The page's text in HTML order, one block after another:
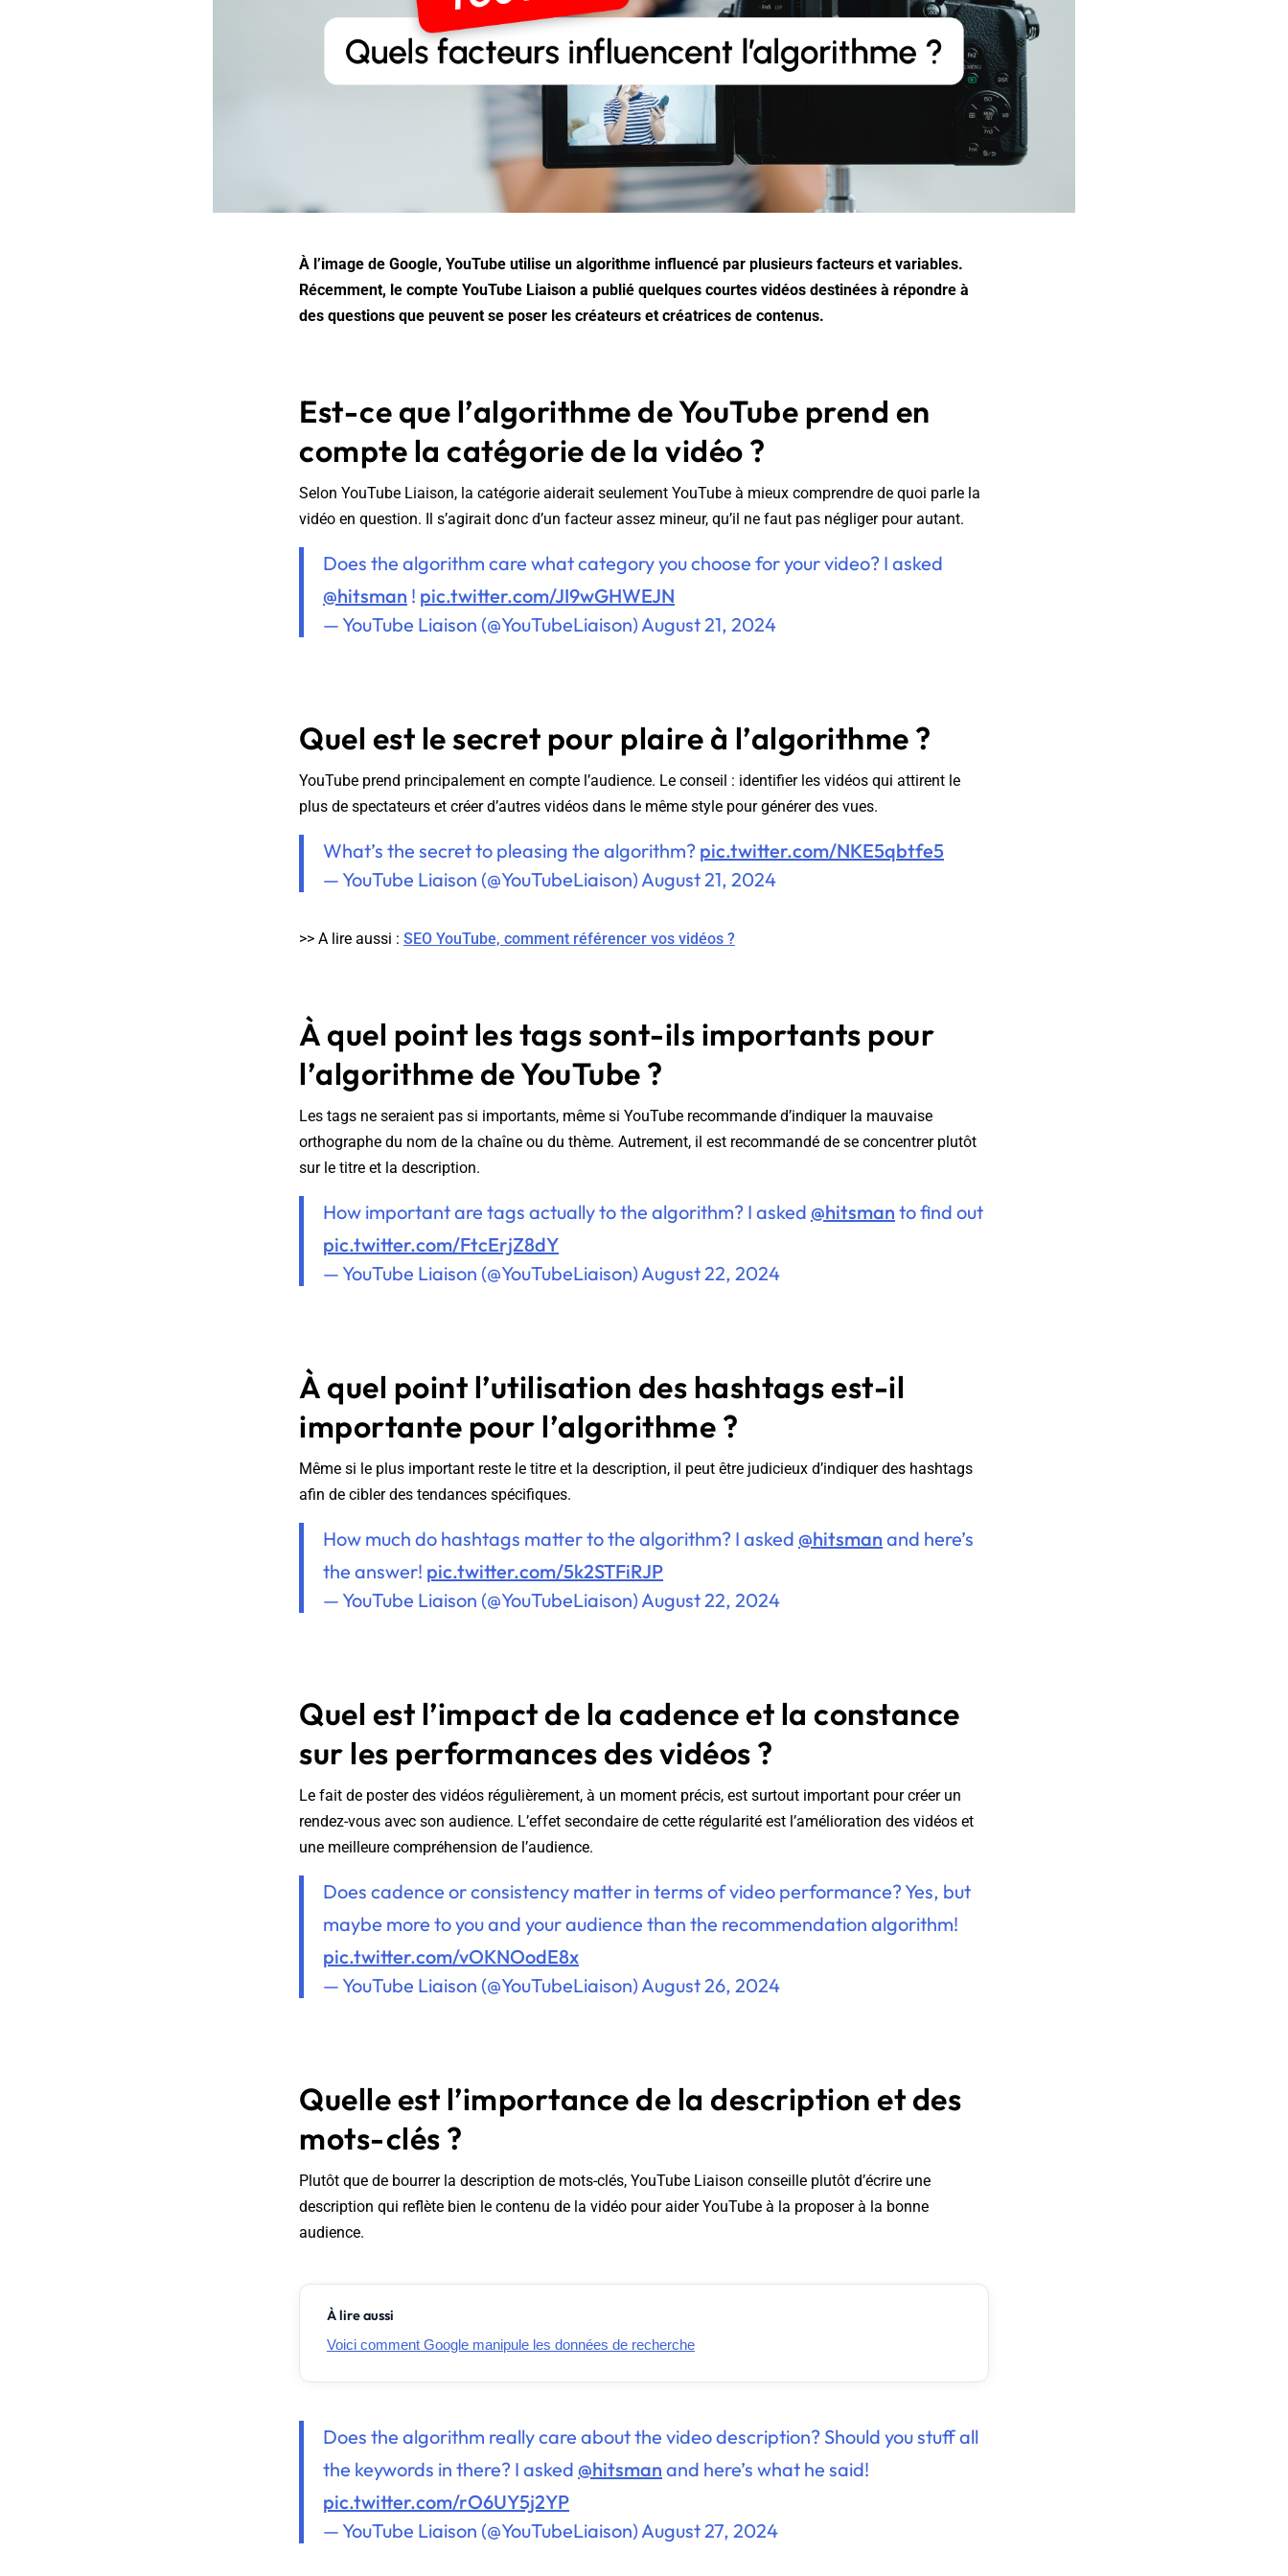
À l’image de Google, YouTube utilise un algorithme influencé par plusieurs facteurs et variables.
Récemment, le compte YouTube Liaison a publié quelques courtes vidéos destinées à répondre à
des questions que peuvent se poser les créateurs et créatrices de contenus.
Est-ce que l’algorithme de YouTube prend en
compte la catégorie de la vidéo ?
Selon YouTube Liaison, la catégorie aiderait seulement YouTube à mieux comprendre de quoi parle la
vidéo en question. Il s’agirait donc d’un facteur assez mineur, qu’il ne faut pas négliger pour autant.
Does the algorithm care what category you choose for your video? I asked
@hitsman ! pic.twitter.com/JI9wGHWEJN
— YouTube Liaison (@YouTubeLiaison)August 21, 2024
Quel est le secret pour plaire à l’algorithme ?
YouTube prend principalement en compte l’audience. Le conseil : identifier les vidéos qui attirent le
plus de spectateurs et créer d’autres vidéos dans le même style pour générer des vues.
What’s the secret to pleasing the algorithm? pic.twitter.com/NKE5qbtfe5
— YouTube Liaison (@YouTubeLiaison)August 21, 2024
>> A lire aussi : SEO YouTube, comment référencer vos vidéos ?
À quel point les tags sont-ils importants pour
l’algorithme de YouTube ?
Les tags ne seraient pas si importants, même si YouTube recommande d’indiquer la mauvaise
orthographe du nom de la chaîne ou du thème. Autrement, il est recommandé de se concentrer plutôt
sur le titre et la description.
How important are tags actually to the algorithm? I asked @hitsman to find out
pic.twitter.com/FtcErjZ8dY
— YouTube Liaison (@YouTubeLiaison)August 22, 2024
À quel point l’utilisation des hashtags est-il
importante pour l’algorithme ?
Même si le plus important reste le titre et la description, il peut être judicieux d’indiquer des hashtags
afin de cibler des tendances spécifiques.
How much do hashtags matter to the algorithm? I asked @hitsman and here’s
the answer! pic.twitter.com/5k2STFiRJP
— YouTube Liaison (@YouTubeLiaison)August 22, 2024
Quel est l’impact de la cadence et la constance
sur les performances des vidéos ?
Le fait de poster des vidéos régulièrement, à un moment précis, est surtout important pour créer un
rendez-vous avec son audience. L’effet secondaire de cette régularité est l’amélioration des vidéos et
une meilleure compréhension de l’audience.
Does cadence or consistency matter in terms of video performance? Yes, but
maybe more to you and your audience than the recommendation algorithm!
pic.twitter.com/vOKNOodE8x
— YouTube Liaison (@YouTubeLiaison)August 26, 2024
Quelle est l’importance de la description et des
mots-clés ?
Plutôt que de bourrer la description de mots-clés, YouTube Liaison conseille plutôt d’écrire une
description qui reflète bien le contenu de la vidéo pour aider YouTube à la proposer à la bonne
audience.
À lire aussi
Voici comment Google manipule les données de recherche
Does the algorithm really care about the video description? Should you stuff all
the keywords in there? I asked @hitsman and here’s what he said!
pic.twitter.com/rO6UY5j2YP
— YouTube Liaison (@YouTubeLiaison)August 27, 2024